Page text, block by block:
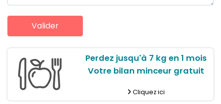
Perdez jusqu'à 7 kg en 1 mois
Votre bilan minceur gratuit
Cliquez ici